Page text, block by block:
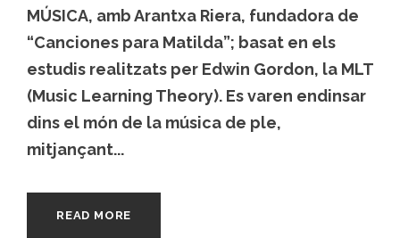
MÚSICA, amb Arantxa Riera, fundadora de
“Canciones para Matilda”; basat en els
estudis realitzats per Edwin Gordon, la MLT
(Music Learning Theory). Es varen endinsar
dins el món de la música de ple,
mitjançant...
READ MORE